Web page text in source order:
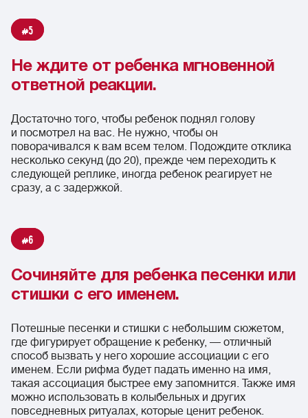
5
Не ждите от ребенка мгновенной
ответной реакции.
Достаточно того, чтобы ребенок поднял голову
и посмотрел на вас. Не нужно, чтобы он
поворачивался к вам всем телом. Подождите отклика
несколько секунд (до 20), прежде чем переходить к
следующей реплике, иногда ребенок реагирует не
сразу, а с задержкой.
6
Сочиняйте для ребенка песенки или
стишки с его именем.
Потешные песенки и стишки с небольшим сюжетом,
где фигурирует обращение к ребенку, — отличный
способ вызвать у него хорошие ассоциации с его
именем. Если рифма будет падать именно на имя,
такая ассоциация быстрее ему запомнится. Также имя
можно использовать в колыбельных и других
повседневных ритуалах, которые ценит ребенок.